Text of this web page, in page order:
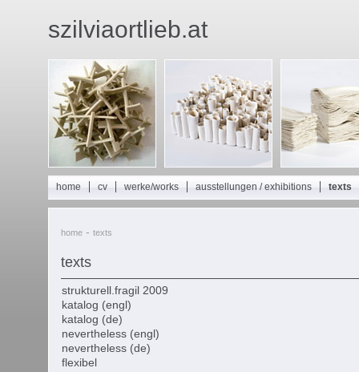
szilviaortlieb.at
home cv werke/works ausstellungen / exhibitions texts
home - texts
texts
strukturell.fragil 2009
katalog (engl)
katalog (de)
nevertheless (engl)
nevertheless (de)
flexibel